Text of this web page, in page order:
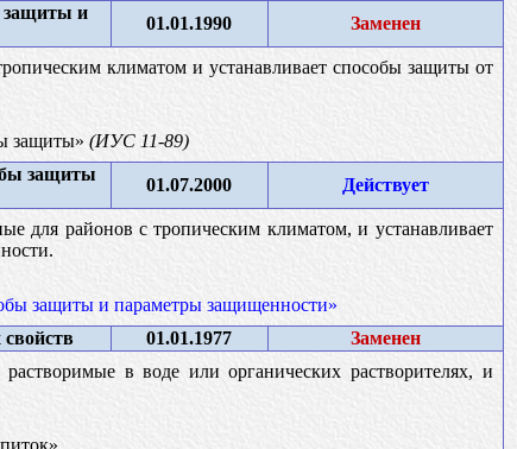
защиты и
01.01.1990 Заменен
климатом и устанавливает способы защиты от
защиты» (ИУС 11-89)
защиты
01.07.2000 Действует
для районов с тропическим климатом, и устанавливает
защиты и параметры защищенности»
01.01.1977
Заменен
в воде или органических растворителях, и